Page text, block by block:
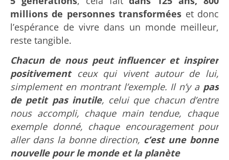
millions de personnes transformées et donc
l’espérance de vivre dans un monde meilleur,
reste tangible.
Chacun de nous peut influencer et inspirer
positivementceux qui vivent autour de lui,
simplement en montrant l’exemple. Il n’y a pas
de petit pas inutile, celui que chacun d’entre
nous accompli, chaque main tendue, chaque
exemple donné, chaque encouragement pour
aller dans la bonne direction, c’est une bonne
nouvelle pour le monde et la planète